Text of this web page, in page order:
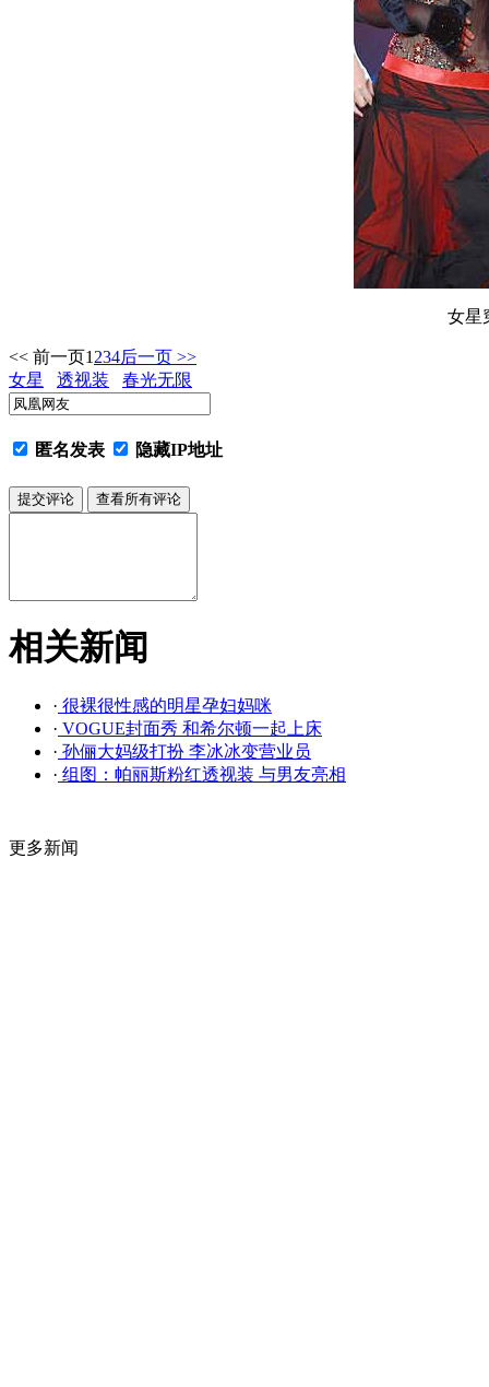
女星
<< 前一页1 234后一页 >>
女星
透视装 春光无限
匿名发表 隐藏IP地址
相关新闻
· 很裸很性感的明星孕妇妈咪
· VOGUE封面秀 和希尔顿一起上床
· 孙俪大妈级打扮 李冰冰变营业员
· 组图：帕丽斯粉红透视装 与男友亮相
更多新闻